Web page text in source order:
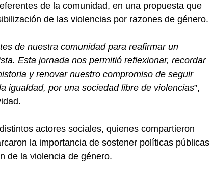
de la comunidad, en una propuesta que
de las violencias por razones de género.
de nuestra comunidad para reafirmar un
Esta jornada nos permitió reflexionar, recordar
y renovar nuestro compromiso de seguir
igualdad, por una sociedad libre de violencias”,
actores sociales, quienes compartieron
la importancia de sostener políticas públicas
de la violencia de género.